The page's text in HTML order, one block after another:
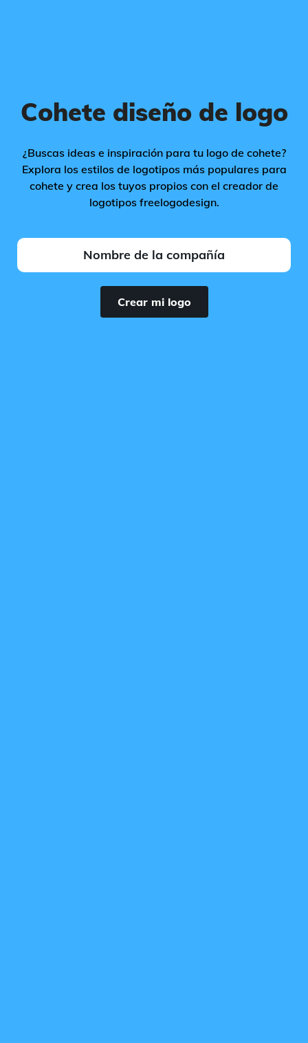
Cohete diseño de logo
¿Buscas ideas e inspiración para tu logo de cohete?
Explora los estilos de logotipos más populares para
cohete y crea los tuyos propios con el creador de
logotipos freelogodesign.
Crear mi logo